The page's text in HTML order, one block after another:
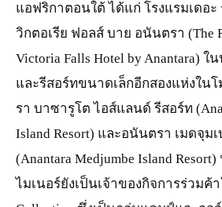
แอฟริกาตอนใต้ ได้แก่ โรงแรมเดอ
วิกตอเรีย ฟอลส์ บาย อนันตรา (The
Victoria Falls Hotel by Anantara) ใ
และรีสอร์ทขนาดเล็กอีกสองแห่งใน
รา บาซารูโต ไอส์แลนด์ รีสอร์ท
Island Resort) และอนันตรา เมดจุม
(Anantara Medjumbe Island
ไมเนอร์ยังเป็นเจ้าของกิจการร่วมค้า